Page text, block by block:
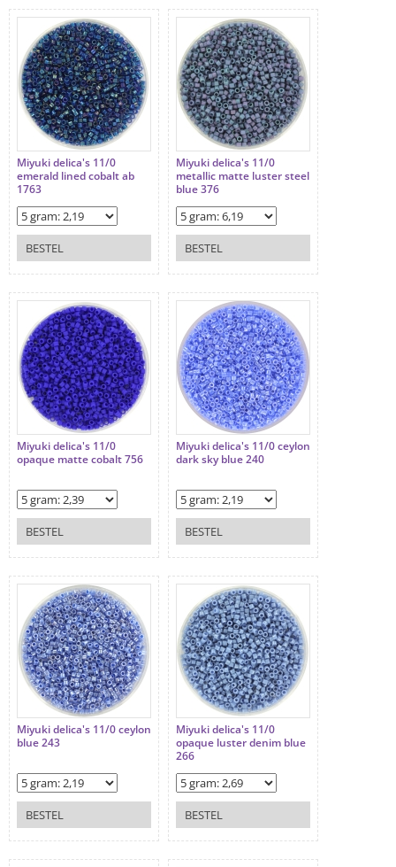
Miyuki delica's 11/0
emerald lined cobalt ab
1763
BESTEL
Miyuki delica's 11/0
metallic matte luster steel
blue 376
BESTEL
Miyuki delica's 11/0
opaque matte cobalt 756
BESTEL
Miyuki delica's 11/0 ceylon
dark sky blue 240
BESTEL
Miyuki delica's 11/0 ceylon
blue 243
BESTEL
Miyuki delica's 11/0
opaque luster denim blue
266
BESTEL